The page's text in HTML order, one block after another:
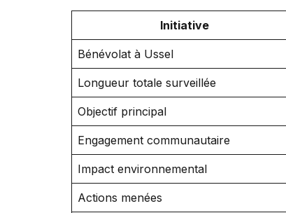
Initiative
Bénévolat à Ussel
Longueur totale surveillée
Objectif principal
Engagement communautaire
Impact environnemental
Actions menées